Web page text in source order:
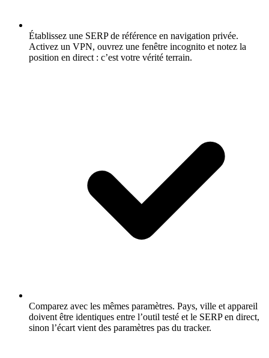
Établissez une SERP de référence en navigation privée.
Activez un VPN, ouvrez une fenêtre incognito et notez la
position en direct : c’est votre vérité terrain.
Comparez avec les mêmes paramètres. Pays, ville et appareil
doivent être identiques entre l’outil testé et le SERP en direct,
sinon l’écart vient des paramètres pas du tracker.